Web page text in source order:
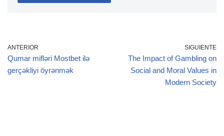
ANTERIOR
Qumar mifləri Mostbet ilə
gerçəkliyi öyrənmək
SIGUIENTE
The Impact of Gambling on
Social and Moral Values in
Modern Society